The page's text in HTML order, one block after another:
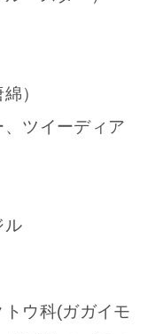
）
ツイーディア
ル
ウ科(ガガイモ